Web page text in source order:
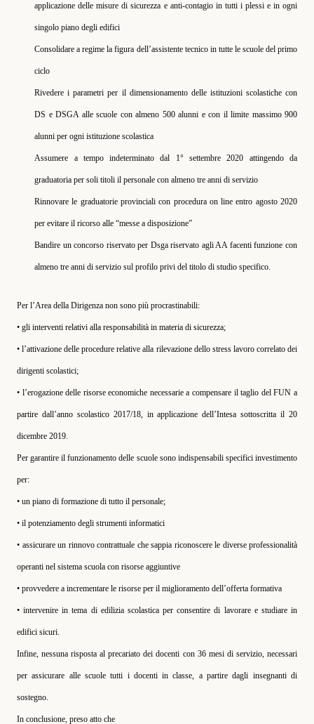
applicazione delle misure di sicurezza e anti-contagio in tutti i plessi e in ogni
singolo piano degli edifici
Consolidare a regime la figura dell’assistente tecnico in tutte le scuole del primo
ciclo
Rivedere i parametri per il dimensionamento delle istituzioni scolastiche con
DS e DSGA alle scuole con almeno 500 alunni e con il limite massimo 900
alunni per ogni istituzione scolastica
Assumere a tempo indeterminato dal 1° settembre 2020 attingendo da
graduatoria per soli titoli il personale con almeno tre anni di servizio
Rinnovare le graduatorie provinciali con procedura on line entro agosto 2020
per evitare il ricorso alle “messe a disposizione”
Bandire un concorso riservato per Dsga riservato agli AA facenti funzione con
almeno tre anni di servizio sul profilo privi del titolo di studio specifico.
Per l’Area della Dirigenza non sono più procrastinabili:
• gli interventi relativi alla responsabilità in materia di sicurezza;
• l’attivazione delle procedure relative alla rilevazione dello stress lavoro correlato dei
dirigenti scolastici;
• l’erogazione delle risorse economiche necessarie a compensare il taglio del FUN a
partire dall’anno scolastico 2017/18, in applicazione dell’Intesa sottoscritta il 20
dicembre 2019.
Per garantire il funzionamento delle scuole sono indispensabili specifici investimento
per:
• un piano di formazione di tutto il personale;
• il potenziamento degli strumenti informatici
• assicurare un rinnovo contrattuale che sappia riconoscere le diverse professionalità
operanti nel sistema scuola con risorse aggiuntive
• provvedere a incrementare le risorse per il miglioramento dell’offerta formativa
• intervenire in tema di edilizia scolastica per consentire di lavorare e studiare in
edifici sicuri.
Infine, nessuna risposta al precariato dei docenti con 36 mesi di servizio, necessari
per assicurare alle scuole tutti i docenti in classe, a partire dagli insegnanti di
sostegno.
In conclusione, preso atto che